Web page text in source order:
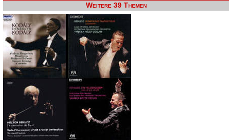
Weitere 39 Themen